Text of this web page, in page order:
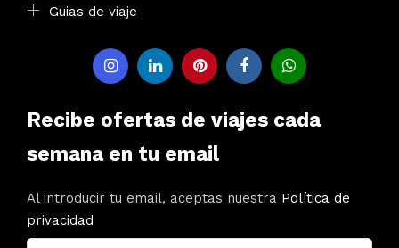
Guias de viaje
Recibe ofertas de viajes cada
semana en tu email
Al introducir tu email, aceptas nuestra Política de
privacidad